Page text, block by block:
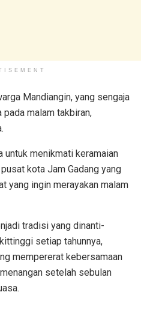
Mandiangin, yang sengaja
malam takbiran,
untuk menikmati keramaian
kota Jam Gadang yang
yang ingin merayakan malam
tradisi yang dinanti-
setiap tahunnya,
mempererat kebersamaan
setelah sebulan